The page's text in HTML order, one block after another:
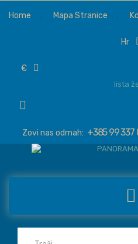
Home Mapa Stranice
hr
€
lista
Zovi nas odmah: +385 99